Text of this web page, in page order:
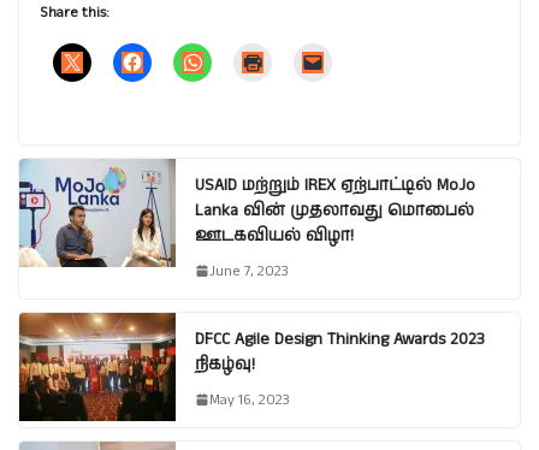
Share this:
USAID மற்றும் IREX ஏற்பாட்டில் MoJo
Lanka வின் முதலாவது மொபைல்
ஊடகவியல் விழா!
June 7, 2023
DFCC Agile Design Thinking Awards 2023
நிகழ்வு!
May 16, 2023